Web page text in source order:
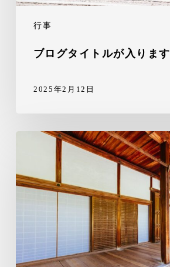
行事
ブログタイトルが入ります
2025年2月12日